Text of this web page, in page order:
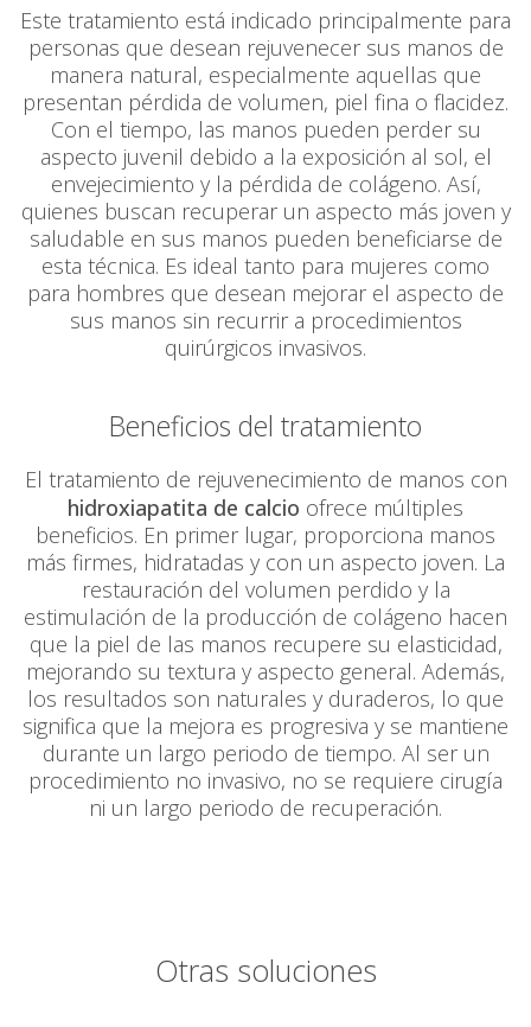
Este tratamiento está indicado principalmente para
personas que desean rejuvenecer sus manos de
manera natural, especialmente aquellas que
presentan pérdida de volumen, piel fina o flacidez.
Con el tiempo, las manos pueden perder su
aspecto juvenil debido a la exposición al sol, el
envejecimiento y la pérdida de colágeno. Así­,
quienes buscan recuperar un aspecto más joven y
saludable en sus manos pueden beneficiarse de
esta técnica. Es ideal tanto para mujeres como
para hombres que desean mejorar el aspecto de
sus manos sin recurrir a procedimientos
quirúrgicos invasivos.
Beneficios del tratamiento
El tratamiento de rejuvenecimiento de manos con
hidroxiapatita de calcio ofrece múltiples
beneficios. En primer lugar, proporciona manos
más firmes, hidratadas y con un aspecto joven. La
restauración del volumen perdido y la
estimulación de la producción de colágeno hacen
que la piel de las manos recupere su elasticidad,
mejorando su textura y aspecto general. Además,
los resultados son naturales y duraderos, lo que
significa que la mejora es progresiva y se mantiene
durante un largo periodo de tiempo. Al ser un
procedimiento no invasivo, no se requiere cirugí­a
ni un largo periodo de recuperación.
Otras soluciones